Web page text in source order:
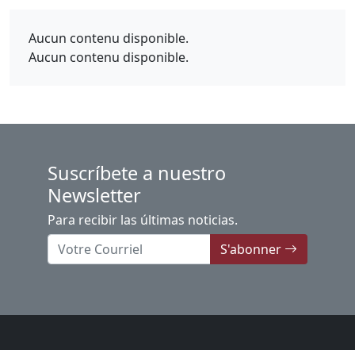
Aucun contenu disponible.
Aucun contenu disponible.
Suscríbete a nuestro
Newsletter
Para recibir las últimas noticias.
S'abonner